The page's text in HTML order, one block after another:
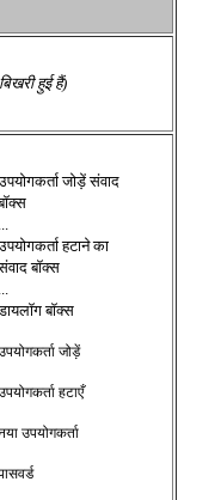
हुई हैं)
जोड़ें संवाद
हटाने का
बॉक्स
बॉक्स
जोड़ें
हटाएँ
उपयोगकर्ता